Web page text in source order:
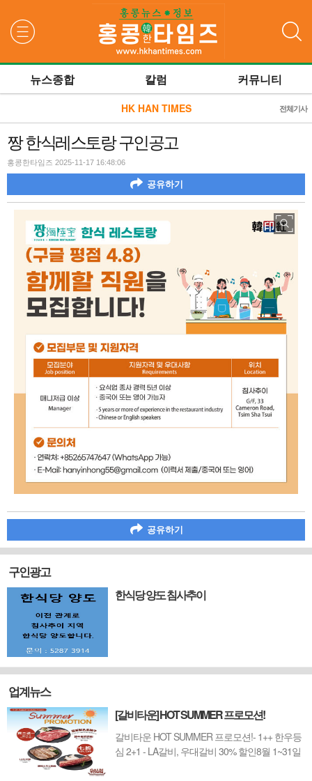
뉴스종합 칼럼 커뮤니티
HK HAN TIMES 전체기사
짱 한식레스토랑 구인공고
홍콩한타임즈 2025-11-17 16:48:06
공유하기
공유하기
구인광고
한식당 양도 침사추이
업계뉴스
[갈비타운] HOT SUMMER 프로모션!
갈비타운 HOT SUMMER 프로모션!- 1++ 한우등
심 2+1 - LA갈비, 우대갈비 30% 할인8월 1~31일